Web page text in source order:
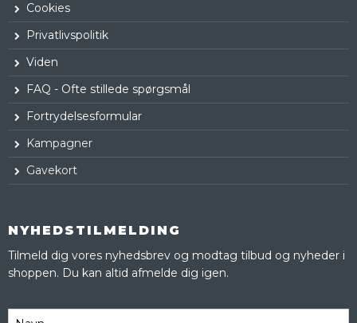
Cookies
Privatlivspolitik
Viden
FAQ - Ofte stillede spørgsmål
Fortrydelsesformular
Kampagner
Gavekort
NYHEDSTILMELDING
Tilmeld dig vores nyhedsbrev og modtag tilbud og nyheder i
shoppen. Du kan altid afmelde dig igen.